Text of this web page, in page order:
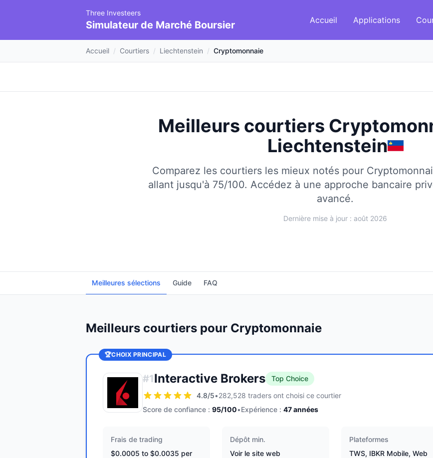
Three Investeers
Simulateur de Marché Boursier Accueil Applications
Accueil / Courtiers / Liechtenstein / Cryptomonnaie
Meilleurs courtiers
Liechtenstein
Comparez les courtiers les mieux notés pour
allant jusqu'à 75/100. Accédez à une approche bancaire
avancé.
Dernière mise à jour : août 2026
Meilleures sélections Guide FAQ
Meilleurs courtiers pour Cryptomonnaie
🏆CHOIX PRINCIPAL
#1Interactive Brokers
Top Choice
4.8/5•282,528 traders ont choisi ce courtier
Score de confiance : 95/100•Expérience : 47années
Frais de trading
$0.0005 to $0.0035 per
Dépôt min.
Voir le site web
Plateformes
TWS, IBKR Mobile, Web